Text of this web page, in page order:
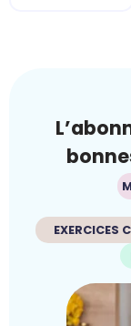
EXERCICES